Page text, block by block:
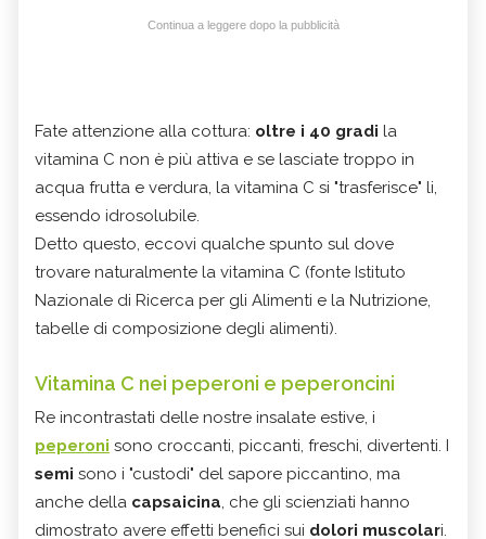
Continua a leggere dopo la pubblicità
Fate attenzione alla cottura: oltre i 40 gradi la
vitamina C non è più attiva e se lasciate troppo in
acqua frutta e verdura, la vitamina C si "trasferisce" li,
essendo idrosolubile.
Detto questo, eccovi qualche spunto sul dove
trovare naturalmente la vitamina C (fonte Istituto
Nazionale di Ricerca per gli Alimenti e la Nutrizione,
tabelle di composizione degli alimenti).
Vitamina C nei peperoni e peperoncini
Re incontrastati delle nostre insalate estive, i
peperoni sono croccanti, piccanti, freschi, divertenti. I
semi sono i "custodi" del sapore piccantino, ma
anche della capsaicina, che gli scienziati hanno
dimostrato avere effetti benefici sui dolori muscolari.